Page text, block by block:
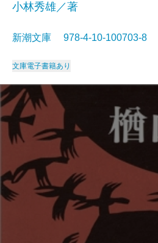
小林秀雄／著
新潮文庫 978-4-10-100703-
文庫電子書籍あり